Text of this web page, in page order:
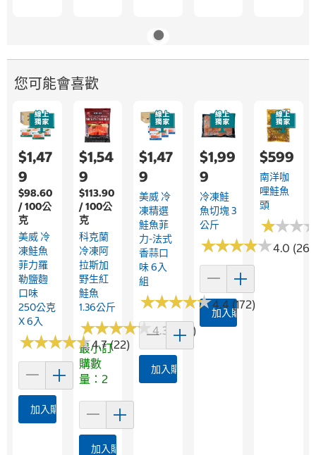
您可能會喜歡
$1,47
9
$98.60
/ 100公
克
美威 冷
凍鮭魚
菲力羅
勒鹽麴
口味
250公克
X 6入
★★★★★
★★★★★4.7 (22)
加入購物車
$1,54
9
$113.90
/ 100公
克
科克蘭
冷凍阿
拉斯加
野生紅
鮭魚
1.36公斤
★★★★★
★★★★★4.3 (198)
最小訂
購數
量：2
加入購物車
$1,47
9
美威 冷
凍精選
鮭魚菲
力-法式
香蒜口
味 6入
組
★★★★★
★★★★★4.4 (172)
加入購物車
$1,99
9
冷凍鮭
魚切塊 3
公斤
★★★★★
★★★★★4.0 (26)
加入購物車
$599
南洋咖
哩鮭魚
頭
★★★
★★★